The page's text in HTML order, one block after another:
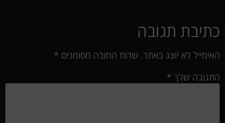
כתיבת תגובה
האימייל לא יוצג באתר. שדות החובה מסומנים *
התגובה שלך *